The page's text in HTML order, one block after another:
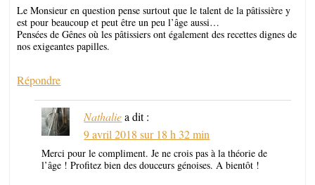
Le Monsieur en question pense surtout que le talent de la pâtissière y
est pour beaucoup et peut être un peu l’âge aussi…
Pensées de Gênes où les pâtissiers ont également des recettes dignes de
nos exigeantes papilles.
Répondre
Nathalie a dit :
9 avril 2018 sur 18 h 32 min
Merci pour le compliment. Je ne crois pas à la théorie de
l’âge ! Profitez bien des douceurs génoises. A bientôt !